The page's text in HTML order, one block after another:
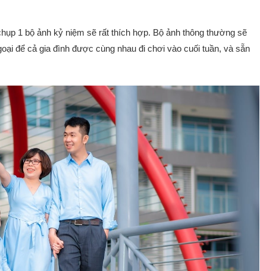
1 bộ ảnh kỷ niệm sẽ rất thích hợp. Bộ ảnh thông thường sẽ
để cả gia đình được cùng nhau đi chơi vào cuối tuần, và sẵn